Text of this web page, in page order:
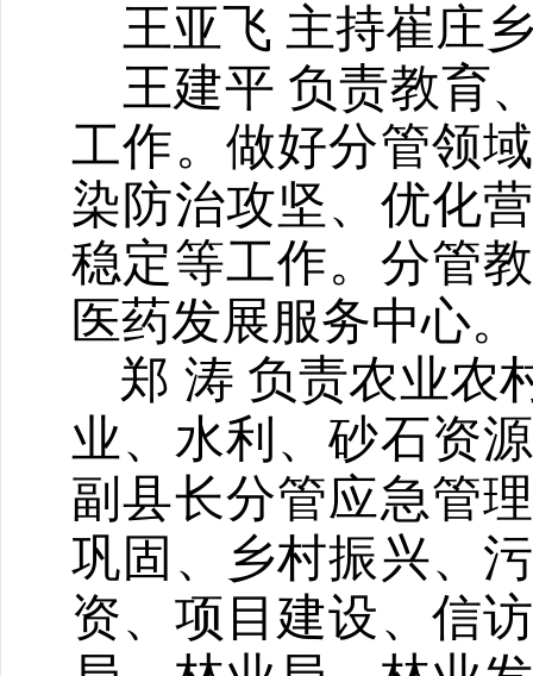
王亚飞 主持崔庄
王建平 负责教育
工作。 做好分管领
染防治攻坚、优化
稳定等工作。 分管
医药发展服务中心。
郑 涛 负责农业农
业、水利、砂石资
副县长分管应急管
巩固、乡村振兴、
资、项目建设、信